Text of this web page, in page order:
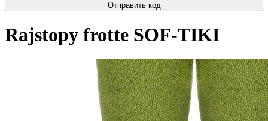
Отправить код
Rajstopy frotte SOF-TIKI